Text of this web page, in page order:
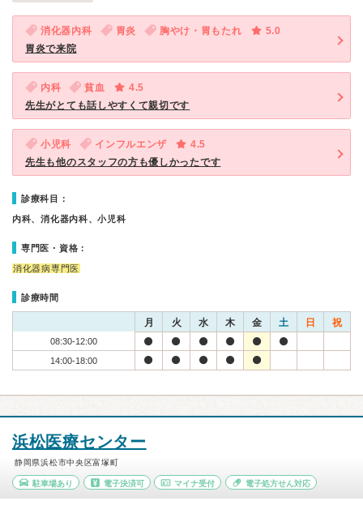
消化器内科 胃炎 胸やけ・胃もたれ
5.0
胃炎で来院
内科 貧血
4.5
先生がとても話しやすくて親切です
小児科 インフルエンザ
4.5
先生も他のスタッフの方も優しかったです
診療科目：
内科、消化器内科、小児科
専門医・資格：
消化器病専門医
診療時間
月 火 水 木 金 土 日 祝
08:30-12:00
14:00-18:00
浜松医療センター
静岡県浜松市中央区富塚町
駐車場あり 電子決済可 マイナ受付 電子処方せん対応